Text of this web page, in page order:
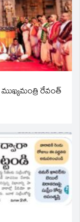
ముఖ్యమంత్రి రేవంత్